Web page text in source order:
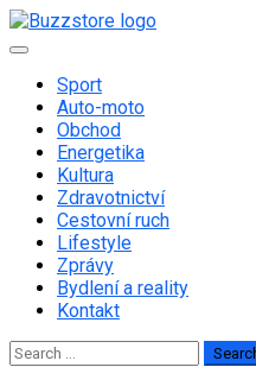
Skip
to
Primary
Sport
Auto-moto
Obchod
Energetika
Kultura
Zdravotnictví
Cestovní ruch
Lifestyle
Zprávy
Bydlení a reality
Kontakt
Search
for: